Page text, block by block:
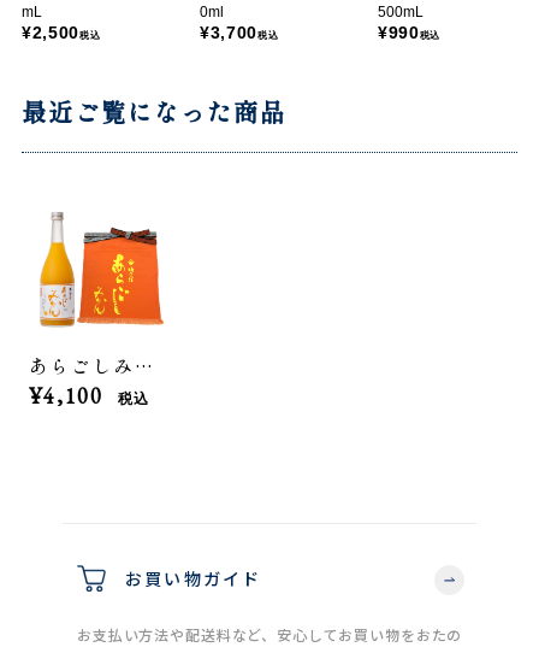
mL
¥2,500税込
0ml
¥3,700税込
500mL
¥990税込
最近ご覧になった商品
あらごしみかん 720mL＋前掛けセット
¥4,100 税込
お買い物ガイド
お支払い方法や配送料など、安心してお買い物をおたの